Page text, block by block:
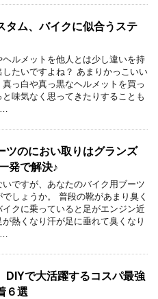
タム、バイクに似合うステ
ヘルメットを他人とは少し違いを持
したいですよね？ あまりかっこいい
っ白や真っ黒なヘルメットを買っ
味気なく思ってきたりすることも
ツのにおい取りはグランズ
発で解決♪
ですが、あなたのバイク用ブーツ
しょうか。 普段の靴があまり臭く
イクに乗っていると足がエンジン近
が熱くなり汗が足に垂れて臭くなり
DIYで大活躍するコスパ最強
６選